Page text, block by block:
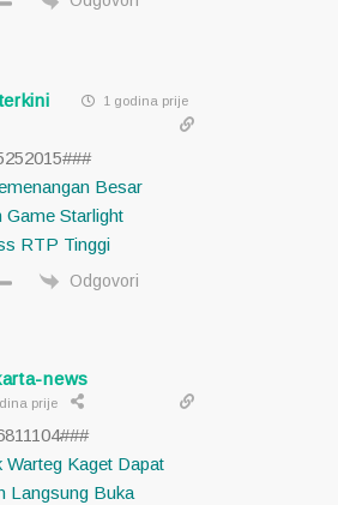
1 godina prije
Besar
Game Starlight
RTP Tinggi
Odgovori
news
prije
Warteg Kaget Dapat
Langsung Buka